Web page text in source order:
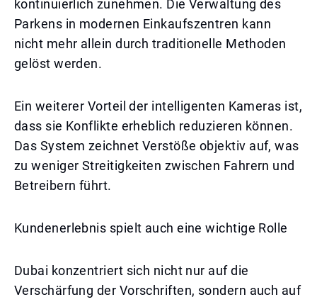
kontinuierlich zunehmen. Die Verwaltung des
Parkens in modernen Einkaufszentren kann
nicht mehr allein durch traditionelle Methoden
gelöst werden.
Ein weiterer Vorteil der intelligenten Kameras ist,
dass sie Konflikte erheblich reduzieren können.
Das System zeichnet Verstöße objektiv auf, was
zu weniger Streitigkeiten zwischen Fahrern und
Betreibern führt.
Kundenerlebnis spielt auch eine wichtige Rolle
Dubai konzentriert sich nicht nur auf die
Verschärfung der Vorschriften, sondern auch auf